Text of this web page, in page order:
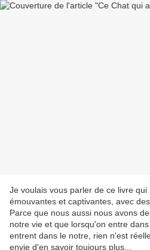
Je voulais vous parler de ce livre
émouvantes et captivantes, avec des
Parce que nous aussi nous avons
notre vie et que lorsqu'on entre
entrent dans le notre, rien n'est
envie d'en savoir toujours plus...